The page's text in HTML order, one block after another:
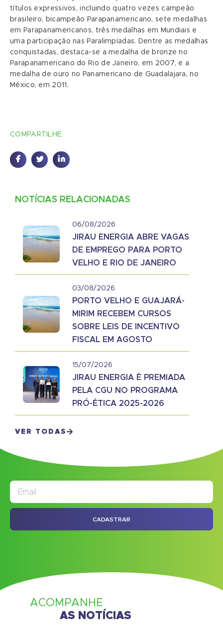
títulos expressivos, incluindo quatro vezes campeão
brasileiro, bicampeão Parapanamericano, sete medalhas
em Parapanamericanos, três medalhas em Mundiais e
uma participação nas Paralimpíadas. Dentre as medalhas
conquistadas, destaca-se a medalha de bronze no
Parapanamericano do Rio de Janeiro, em 2007, e a
medalha de ouro no Panamericano de Guadalajara, no
México, em 2011.
COMPARTILHE
NOTÍCIAS RELACIONADAS
06/08/2026
JIRAU ENERGIA ABRE VAGAS
DE EMPREGO PARA PORTO
VELHO E RIO DE JANEIRO
03/08/2026
PORTO VELHO E GUAJARÁ-
MIRIM RECEBEM CURSOS
SOBRE LEIS DE INCENTIVO
FISCAL EM AGOSTO
15/07/2026
JIRAU ENERGIA É PREMIADA
PELA CGU NO PROGRAMA
PRÓ-ÉTICA 2025-2026
VER TODAS
CADASTRAR
ACOMPANHE
AS NOTÍCIAS